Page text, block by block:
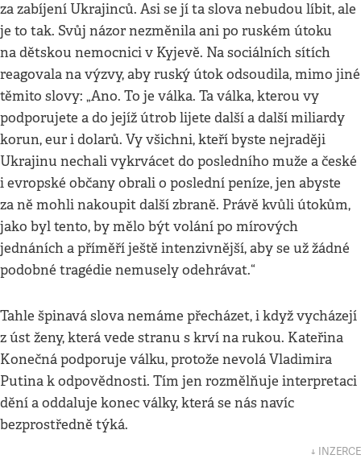
za zabíjení Ukrajinců. Asi se jí ta slova nebudou líbit, ale
je to tak. Svůj názor nezměnila ani po ruském útoku
na dětskou nemocnici v Kyjevě. Na sociálních sítích
reagovala na výzvy, aby ruský útok odsoudila, mimo jiné
těmito slovy: „Ano. To je válka. Ta válka, kterou vy
podporujete a do jejíž útrob lijete další a další miliardy
korun, eur i dolarů. Vy všichni, kteří byste nejraději
Ukrajinu nechali vykrvácet do posledního muže a české
i evropské občany obrali o poslední peníze, jen abyste
za ně mohli nakoupit další zbraně. Právě kvůli útokům,
jako byl tento, by mělo být volání po mírových
jednáních a příměří ještě intenzivnější, aby se už žádné
podobné tragédie nemusely odehrávat.“
Tahle špinavá slova nemáme přecházet, i když vycházejí
z úst ženy, která vede stranu s krví na rukou. Kateřina
Konečná podporuje válku, protože nevolá Vladimira
Putina k odpovědnosti. Tím jen rozmělňuje interpretaci
dění a oddaluje konec války, která se nás navíc
bezprostředně týká.
↓ INZERCE